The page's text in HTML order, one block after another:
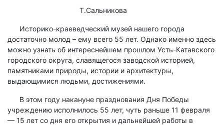
Т.Сальникова
Историко-краеведческий музей нашего города
достаточно молод – ему всего 55 лет. Однако именно здесь
можно узнать об интереснейшем прошлом Усть-Катавского
городского округа, славящегося заводской историей,
памятниками природы, истории и архитектуры,
выдающимися людьми, достижениями.
В этом году накануне празднования Дня Победы
учреждению исполнилось 55 лет, чуть раньше 11 февраля
— 15 лет со дня его открытия и дальнейшей работы в